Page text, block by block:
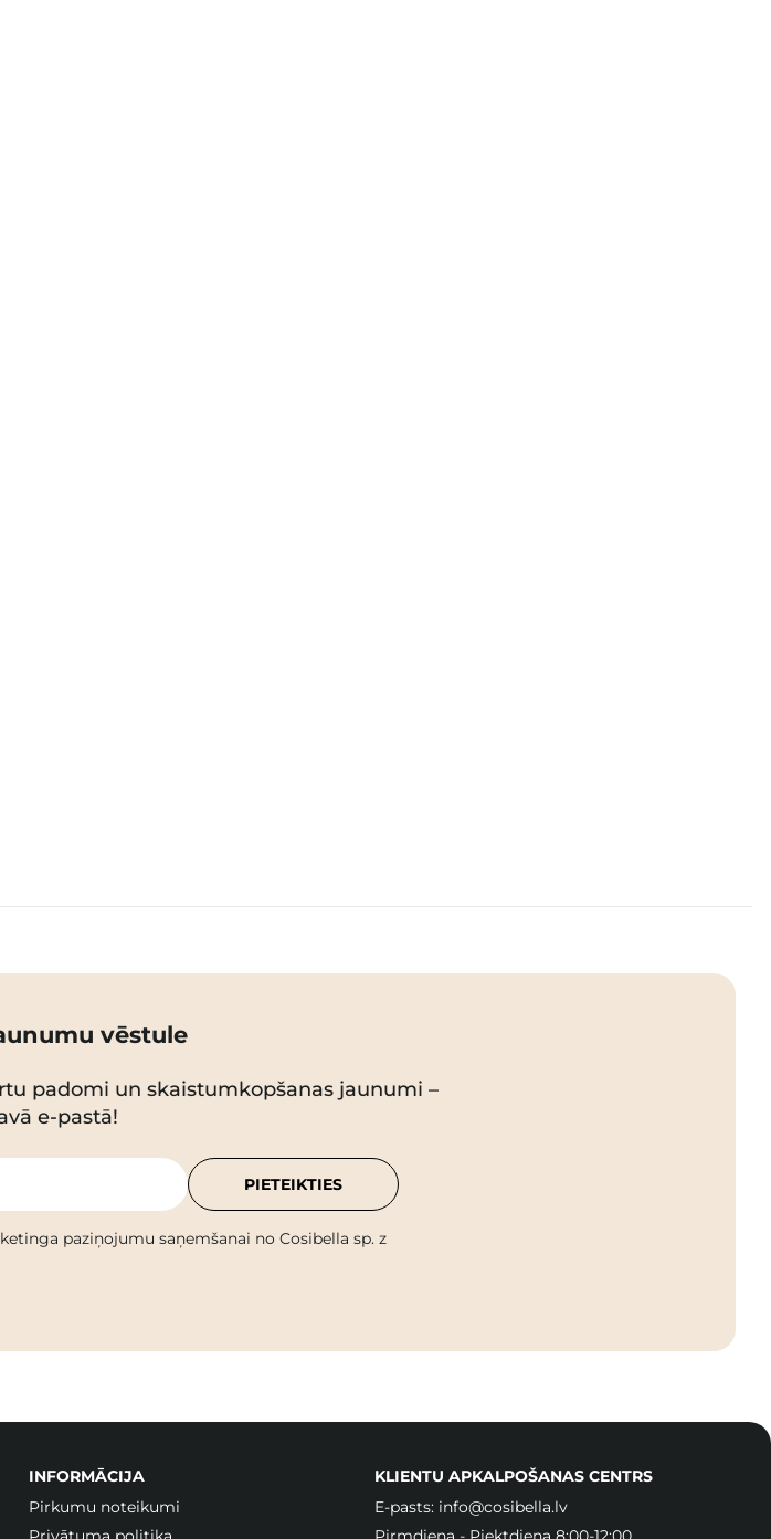
vēstule
padomi un skaistumkopšanas jaunumi –
e-pastā!
paziņojumu saņemšanai no Cosibella sp. z
PIETEIKTIES
INFORMĀCIJA
Pirkumu noteikumi
KLIENTU APKALPOŠANAS CENTRS
E-pasts: info@cosibella.lv